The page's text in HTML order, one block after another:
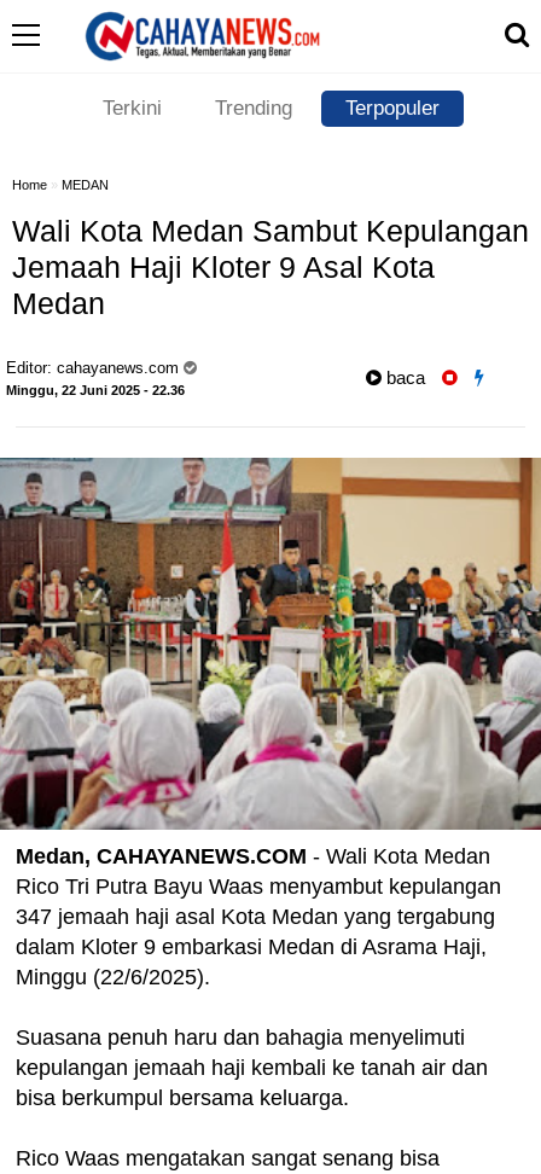
Terkini Trending Terpopuler
Home » MEDAN
Wali Kota Medan Sambut Kepulangan
Jemaah Haji Kloter 9 Asal Kota
Medan
Editor: cahayanews.com
Minggu, 22 Juni 2025 - 22.36
baca
Medan, CAHAYANEWS.COM - Wali Kota Medan
Rico Tri Putra Bayu Waas menyambut kepulangan
347 jemaah haji asal Kota Medan yang tergabung
dalam Kloter 9 embarkasi Medan di Asrama Haji,
Minggu (22/6/2025).
Suasana penuh haru dan bahagia menyelimuti
kepulangan jemaah haji kembali ke tanah air dan
bisa berkumpul bersama keluarga.
Rico Waas mengatakan sangat senang bisa